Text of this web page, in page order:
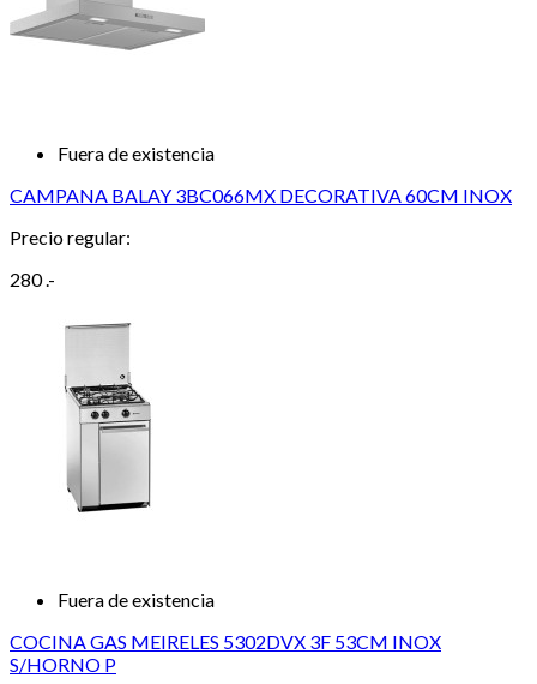
Fuera de existencia
CAMPANA BALAY 3BC066MX DECORATIVA 60CM INOX
Precio regular:
280 .-
Fuera de existencia
COCINA GAS MEIRELES 5302DVX 3F 53CM INOX
S/HORNO P